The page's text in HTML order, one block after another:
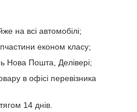
на всі автомобілі;
економ класу;
Нова Пошта, Делівері;
в офісі перевізника
14 днів.